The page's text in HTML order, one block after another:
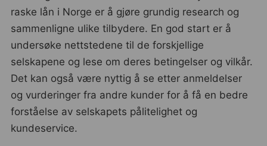
raske lån i Norge er å gjøre grundig research og
sammenligne ulike tilbydere. En god start er å
undersøke nettstedene til de forskjellige
selskapene og lese om deres betingelser og vilkår.
Det kan også være nyttig å se etter anmeldelser
og vurderinger fra andre kunder for å få en bedre
forståelse av selskapets pålitelighet og
kundeservice.